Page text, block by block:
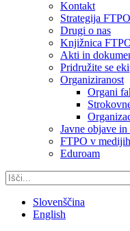
Kontakt
Strategija FTPO
Drugi o nas
Knjižnica
Akti in
Pridružite se
Organiziranost
Organi
Javne objave in
FTPO v medijih
Eduroam
Slovenščina
English